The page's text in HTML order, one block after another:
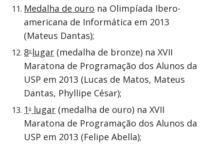
Medalha de ouro na Olimpíada Ibero-
americana de Informática em 2013
(Mateus Dantas);
8olugar (medalha de bronze) na XVII
Maratona de Programação dos Alunos da
USP em 2013 (Lucas de Matos, Mateus
Dantas, Phyllipe César);
1olugar (medalha de ouro) na XVII
Maratona de Programação dos Alunos da
USP em 2013 (Felipe Abella);